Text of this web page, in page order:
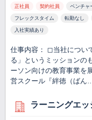
正社員 契約社員 ベンチャ
フレックスタイム 転勤なし
入社実績あり
仕事内容： ◻︎当社につい
る」というミッションの
ーソン向けの教育事業を
営スクール『絆徳（ばん
ラーニングエ